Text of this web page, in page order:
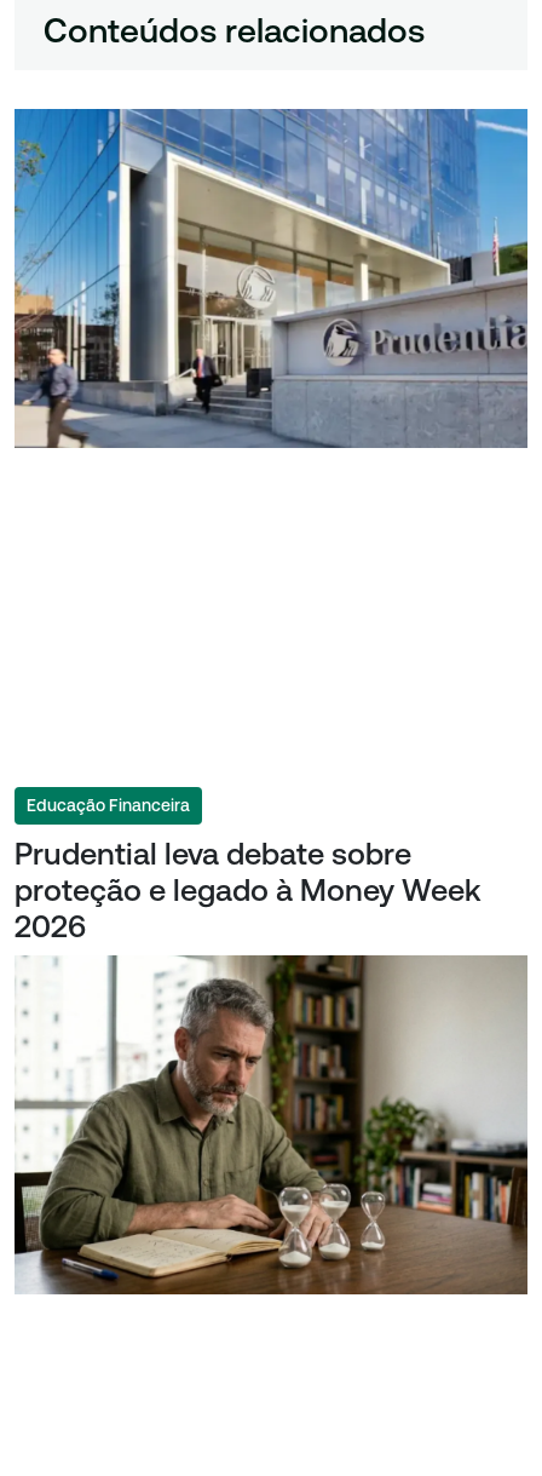
Conteúdos relacionados
Educação Financeira
Prudential leva debate sobre
proteção e legado à Money Week
2026